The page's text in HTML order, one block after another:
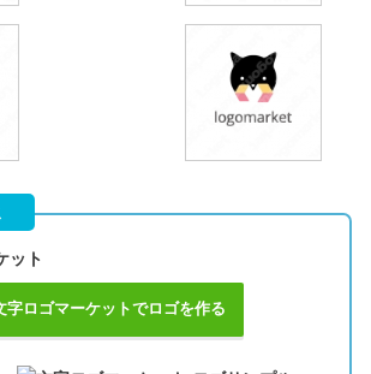
字ロゴマーケットでロゴを作る